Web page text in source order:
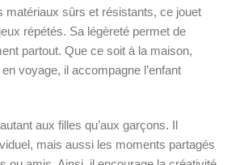
matériaux sûrs et résistants, ce jouet
répétés. Sa légèreté permet de
partout. Que ce soit à la maison,
voyage, il accompagne l’enfant
aux filles qu’aux garçons. Il
mais aussi les moments partagés